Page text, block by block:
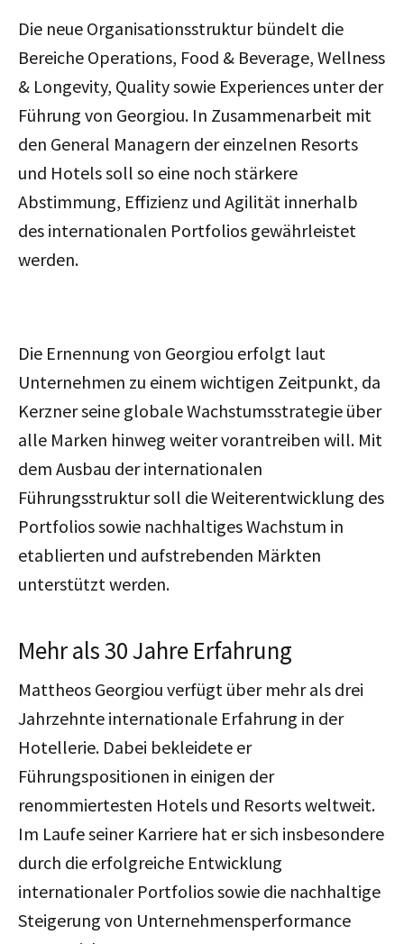
Die neue Organisationsstruktur bündelt die
Bereiche Operations, Food & Beverage, Wellness
& Longevity, Quality sowie Experiences unter der
Führung von Georgiou. In Zusammenarbeit mit
den General Managern der einzelnen Resorts
und Hotels soll so eine noch stärkere
Abstimmung, Effizienz und Agilität innerhalb
des internationalen Portfolios gewährleistet
werden.
Die Ernennung von Georgiou erfolgt laut
Unternehmen zu einem wichtigen Zeitpunkt, da
Kerzner seine globale Wachstumsstrategie über
alle Marken hinweg weiter vorantreiben will. Mit
dem Ausbau der internationalen
Führungsstruktur soll die Weiterentwicklung des
Portfolios sowie nachhaltiges Wachstum in
etablierten und aufstrebenden Märkten
unterstützt werden.
Mehr als 30 Jahre Erfahrung
Mattheos Georgiou verfügt über mehr als drei
Jahrzehnte internationale Erfahrung in der
Hotellerie. Dabei bekleidete er
Führungspositionen in einigen der
renommiertesten Hotels und Resorts weltweit.
Im Laufe seiner Karriere hat er sich insbesondere
durch die erfolgreiche Entwicklung
internationaler Portfolios sowie die nachhaltige
Steigerung von Unternehmensperformance